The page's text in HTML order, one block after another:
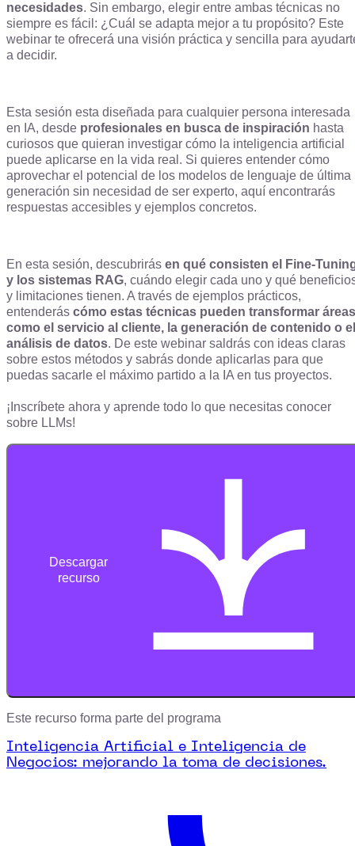
necesidades. Sin embargo, elegir entre ambas técnicas no
siempre es fácil: ¿Cuál se adapta mejor a tu propósito? Este
webinar te ofrecerá una visión práctica y sencilla para
a decidir.
Esta sesión esta diseñada para cualquier persona interesada
en IA, desde profesionales en busca de inspiración hasta
curiosos que quieran investigar cómo la inteligencia artificial
puede aplicarse en la vida real. Si quieres entender cómo
aprovechar el potencial de los modelos de lenguaje de última
generación sin necesidad de ser experto, aquí encontrarás
respuestas accesibles y ejemplos concretos.
En esta sesión, descubrirás en qué consisten el Fine-
y los sistemas RAG, cuándo elegir cada uno y qué
y limitaciones tienen. A través de ejemplos prácticos,
entenderás cómo estas técnicas pueden transformar áreas
como el servicio al cliente, la generación de contenido o el
análisis de datos. De este webinar saldrás con ideas claras
sobre estos métodos y sabrás donde aplicarlas para que
puedas sacarle el máximo partido a la IA en tus proyectos.
¡Inscríbete ahora y aprende todo lo que necesitas conocer
sobre LLMs!
Descargar
recurso
Este recurso forma parte del programa
Inteligencia Artificial e Inteligencia de
Negocios: mejorando la toma de decisiones.